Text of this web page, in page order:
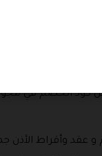
الحديثة الرقيقة و
كود الخصم في
و عقد وأقراط